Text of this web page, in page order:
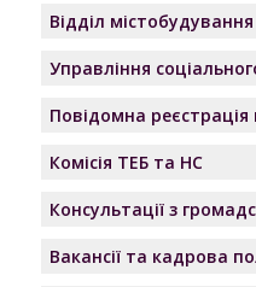
Відділ
Управління
Повідомна
Комісія ТЕБ та НС
Консультації з
Вакансії та кадрова